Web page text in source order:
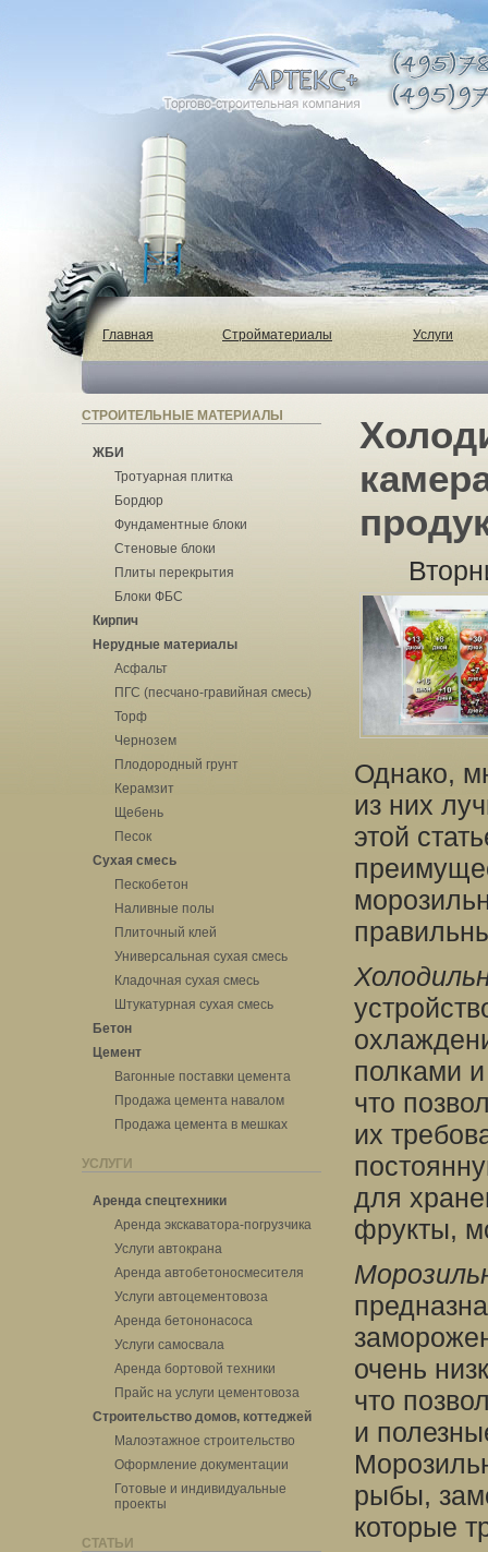
Главная Стройматериалы Услуги
СТРОИТЕЛЬНЫЕ МАТЕРИАЛЫ
ЖБИ
Тротуарная плитка
Бордюр
Фундаментные блоки
Стеновые блоки
Плиты перекрытия
Блоки ФБС
Кирпич
Нерудные материалы
Асфальт
ПГС (песчано-гравийная смесь)
Торф
Чернозем
Плодородный грунт
Керамзит
Щебень
Песок
Сухая смесь
Пескобетон
Наливные полы
Плиточный клей
Универсальная сухая смесь
Кладочная сухая смесь
Штукатурная сухая смесь
Бетон
Цемент
Вагонные поставки цемента
Продажа цемента навалом
Продажа цемента в мешках
УСЛУГИ
Аренда спецтехники
Аренда экскаватора-погрузчика
Услуги автокрана
Аренда автобетоносмесителя
Услуги автоцементовоза
Аренда бетононасоса
Услуги самосвала
Аренда бортовой техники
Прайс на услуги цементовоза
Строительство домов, коттеджей
Малоэтажное строительство
Оформление документации
Готовые и индивидуальные
проекты
СТАТЬИ
Однако,
из них
этой
полками
что
их
для
фрукты,
очень
что
и
рыбы,
которые